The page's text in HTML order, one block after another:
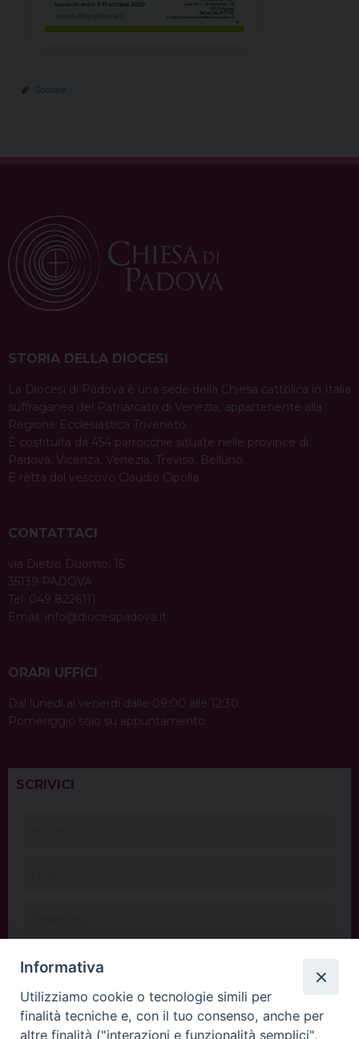
Sociale
STORIA DELLA DIOCESI
La Diocesi di Padova è una sede della Chiesa cattolica in Italia
suffraganea del Patriarcato di Venezia, appartenente alla
Regione Ecclesiastica Triveneto.
È costituita da 454 parrocchie situate nelle province di
Padova, Vicenza, Venezia, Treviso, Belluno.
È retta dal vescovo Claudio Cipolla.
CONTATTACI
via Dietro Duomo, 15
35139 PADOVA
Tel. 049 8226111
Email: info@diocesipadova.it
ORARI UFFICI
Dal lunedì al venerdì dalle 09:00 alle 12:30.
Pomeriggio solo su appuntamento.
SCRIVICI
Informativa
Utilizziamo cookie o tecnologie simili per
finalità tecniche e, con il tuo consenso, anche per
altre finalità ("interazioni e funzionalità semplici",